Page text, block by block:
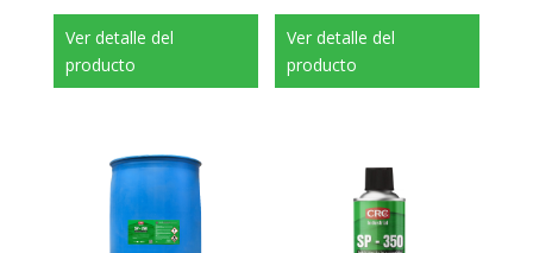
Ver detalle del
producto
Ver detalle del
producto